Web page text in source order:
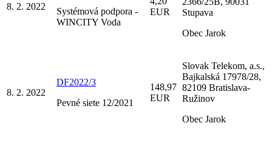
8. 2. 2022
Systémová podpora -
WINCITY Voda
EUR
Stupava
Obec Jarok
8. 2. 2022
DF2022/3
Pevné siete 12/2021
148,97
EUR
Slovak Telekom, a.s.,
Bajkalská 17978/28,
82109 Bratislava-
Ružinov
Obec Jarok